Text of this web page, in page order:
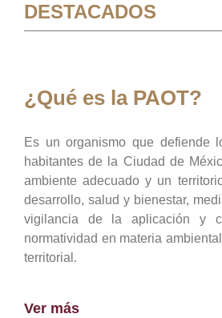
DESTACADOS
¿Qué es la PAOT?
Es un organismo que defiende
habitantes de la Ciudad de
ambiente adecuado y un
desarrollo, salud y bienestar,
vigilancia de la aplicación y
normatividad en materia
territorial.
Ver más